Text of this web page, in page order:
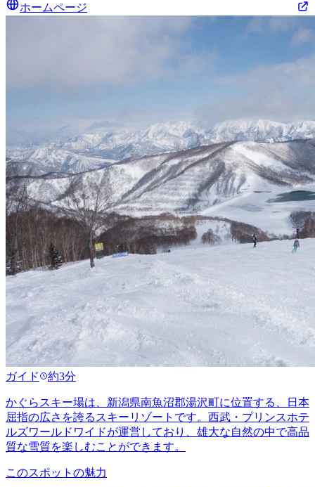
ホームページ
ガイド 約3分
かぐらスキー場は、新潟県南魚沼郡湯沢町に位置する、日本
屈指の広さを誇るスキーリゾートです。西武・プリンスホテ
ルズワールドワイドが運営しており、雄大な自然の中で高品
質な雪質を楽しむことができます。
このスポットの魅力